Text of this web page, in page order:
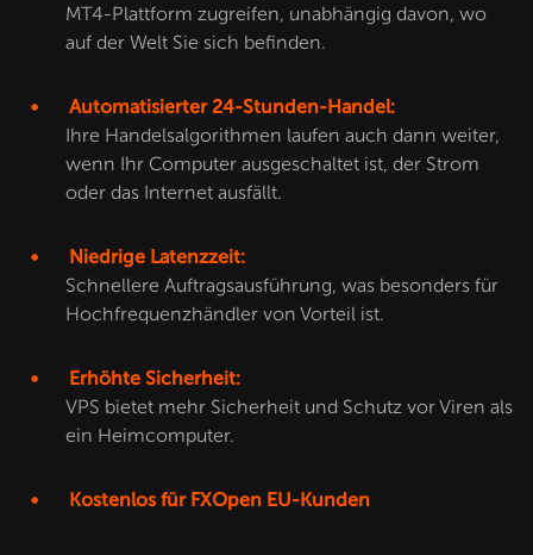
MT4-Plattform zugreifen, unabhängig davon, wo
auf der Welt Sie sich befinden.
Automatisierter 24-Stunden-Handel:
Ihre Handelsalgorithmen laufen auch dann weiter,
wenn Ihr Computer ausgeschaltet ist, der Strom
oder das Internet ausfällt.
Niedrige Latenzzeit:
Schnellere Auftragsausführung, was besonders für
Hochfrequenzhändler von Vorteil ist.
Erhöhte Sicherheit:
VPS bietet mehr Sicherheit und Schutz vor Viren als
ein Heimcomputer.
Kostenlos für FXOpen EU-Kunden